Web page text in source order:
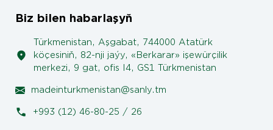
Biz bilen habarlaşyň
Türkmenistan, Aşgabat, 744000 Atatürk
köçesiniň, 82-nji jaýy, «Berkarar» işewürçilik
merkezi, 9 gat, ofis I4, GS1 Türkmenistan
madeinturkmenistan@sanly.tm
+993 (12) 46-80-25 / 26